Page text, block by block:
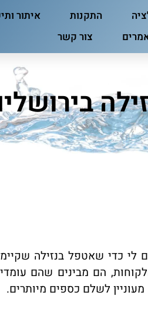
התקנות איתור
צור קשר
לי כדי שאטפל בנזילה
הם מבינים שהם
לשלם כספים מיותרים.